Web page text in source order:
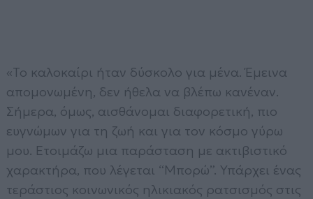
«Το καλοκαίρι ήταν δύσκολο για μένα. Έμεινα
απομονωμένη, δεν ήθελα να βλέπω κανέναν.
Σήμερα, όμως, αισθάνομαι διαφορετική, πιο
ευγνώμων για τη ζωή και για τον κόσμο γύρω
μου. Ετοιμάζω μια παράσταση με ακτιβιστικό
χαρακτήρα, που λέγεται “Μπορώ”. Υπάρχει ένας
τεράστιος κοινωνικός ηλικιακός ρατσισμός στις